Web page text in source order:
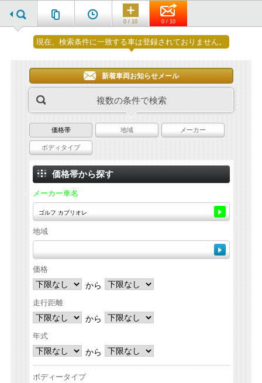
0 / 10 0 / 10
現在、検索条件に一致する車は登録されておりません。
新着車両お知らせメール
複数の条件で検索
価格帯 地域 メーカー
ボディタイプ
価格帯から探す
メーカー車名
地域
価格
から
走行距離
から
年式
から
ボディータイプ